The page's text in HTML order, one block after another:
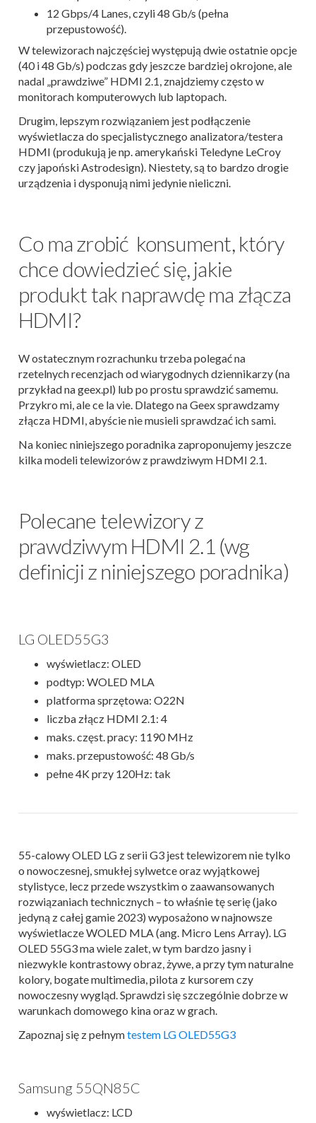
12 Gbps/4 Lanes, czyli 48 Gb/s (pełna
przepustowość).
W telewizorach najczęściej występują dwie ostatnie opcje
(40 i 48 Gb/s) podczas gdy jeszcze bardziej okrojone, ale
nadal „prawdziwe” HDMI 2.1, znajdziemy często w
monitorach komputerowych lub laptopach.
Drugim, lepszym rozwiązaniem jest podłączenie
wyświetlacza do specjalistycznego analizatora/testera
HDMI (produkują je np. amerykański Teledyne LeCroy
czy japoński Astrodesign). Niestety, są to bardzo drogie
urządzenia i dysponują nimi jedynie nieliczni.
Co ma zrobić konsument, który
chce dowiedzieć się, jakie
produkt tak naprawdę ma złącza
HDMI?
W ostatecznym rozrachunku trzeba polegać na
rzetelnych recenzjach od wiarygodnych dziennikarzy (na
przykład na geex.pl) lub po prostu sprawdzić samemu.
Przykro mi, ale ce la vie. Dlatego na Geex sprawdzamy
złącza HDMI, abyście nie musieli sprawdzać ich sami.
Na koniec niniejszego poradnika zaproponujemy jeszcze
kilka modeli telewizorów z prawdziwym HDMI 2.1.
Polecane telewizory z
prawdziwym HDMI 2.1 (wg
definicji z niniejszego poradnika)
LG OLED55G3
wyświetlacz: OLED
podtyp: WOLED MLA
platforma sprzętowa: O22N
liczba złącz HDMI 2.1: 4
maks. częst. pracy: 1190 MHz
maks. przepustowość: 48 Gb/s
pełne 4K przy 120Hz: tak
55-calowy OLED LG z serii G3 jest telewizorem nie tylko
o nowoczesnej, smukłej sylwetce oraz wyjątkowej
stylistyce, lecz przede wszystkim o zaawansowanych
rozwiązaniach technicznych – to właśnie tę serię (jako
jedyną z całej gamie 2023) wyposażono w najnowsze
wyświetlacze WOLED MLA (ang. Micro Lens Array). LG
OLED 55G3 ma wiele zalet, w tym bardzo jasny i
niezwykle kontrastowy obraz, żywe, a przy tym naturalne
kolory, bogate multimedia, pilota z kursorem czy
nowoczesny wygląd. Sprawdzi się szczególnie dobrze w
warunkach domowego kina oraz w grach.
Zapoznaj się z pełnymtestem LG OLED55G3
Samsung 55QN85C
wyświetlacz: LCD